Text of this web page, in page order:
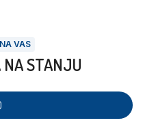
VAS
NA STANJU